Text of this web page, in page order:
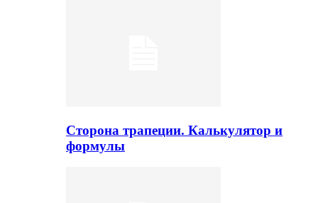
Сторона трапеции. Калькулятор и
формулы